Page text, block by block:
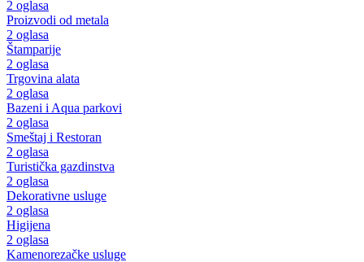
2 oglasa
Proizvodi od metala
2 oglasa
Štamparije
2 oglasa
Trgovina alata
2 oglasa
Bazeni i Aqua parkovi
2 oglasa
Smeštaj i Restoran
2 oglasa
Turistička gazdinstva
2 oglasa
Dekorativne usluge
2 oglasa
Higijena
2 oglasa
Kamenorezačke usluge